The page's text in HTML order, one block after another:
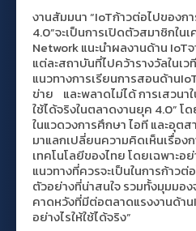
งานสัมมนา “IoTก้าวต่อไปของ
4.0”จะเป็นการเปิดตัวสมาชิกใน
Network แนะนำผลงานด้าน IoT
แต่ละสถาบันที่ไปคว้ารางวัลในเ
แนวทางการเรียนการสอนด้าน
ข่าย และพลาดไม่ได้ การเสวนา
ใช้ได้จริงในตลาดงานยุค 4.0” โ
ในแวดวงการศึกษา ไอที และอุต
มาแลกเปลี่ยนความคิดเห็นเรื่อง
เทคโนโลยีของไทย โดยเฉพาะอ
แนวทางที่ควรจะเป็นในการก้าว
ตัวอย่างที่น่าสนใจ รวมทั้งมุมมอ
คาดหวังที่มีต่อตลาดแรงงานด้า
อย่างไรให้ใช้ได้จริง”